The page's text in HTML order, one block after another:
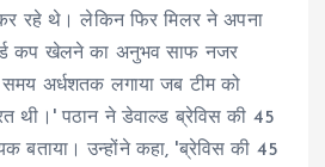
कर रहे थे। लेकिन फिर मिलर ने अपना
कप खेलने का अनुभव साफ नजर
अर्धशतक लगाया जब टीम को
थी।' पठान ने डेवाल्ड ब्रेविस की 45
बताया। उन्होंने कहा, 'ब्रेविस की 45